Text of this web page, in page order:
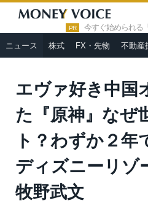
PR 今すぐ始められる
ニュース 株式 FX・先物 不動産
HOME » ニュース »
エヴァ好
ぜ世界中で大ヒット？わずか２年で
エヴァ好き中国
た『原神』なぜ
ト？わずか２年
ディズニーリゾ
牧野武文